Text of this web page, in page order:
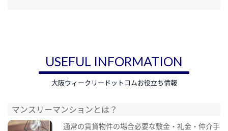
USEFUL INFORMATION
大阪ウィークリードットコムお役立ち情報
マンスリーマンションとは？
通常の賃貸物件の場合必要な敷金・礼金・仲介手